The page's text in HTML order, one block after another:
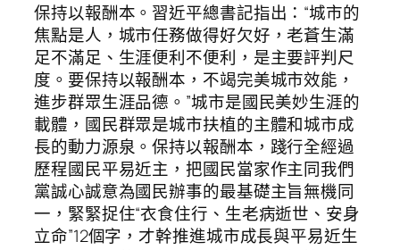
保持以報酬本。習近平總書記指出：“城市的
焦點是人，城市任務做得好欠好，老蒼生滿
足不滿足、生涯便利不便利，是主要評判尺
度。要保持以報酬本，不竭完美城市效能，
進步群眾生涯品德。”城市是國民美妙生涯的
載體，國民群眾是城市扶植的主體和城市成
長的動力源泉。保持以報酬本，踐行全經過
歷程國民平易近主，把國民當家作主同我們
黨誠心誠意為國民辦事的最基礎主旨無機同
一，緊緊捉住“衣食住行、生老病逝世、安身
立命”12個字，才幹推進城市成長與平易近生